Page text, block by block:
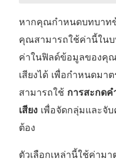
หากคุณกำหนดบทบาท
คุณสามารถใช้ค่านี้ใน
ค่าในฟิลด์ข้อมูลของคุ
เสียงได้ เพื่อกำหนดม
สามารถใช้ การสะกดค
เสียง เพื่อจัดกลุ่มและจั
ต้อง
ตัวเลือกเหล่านี้ใช้ค่าม